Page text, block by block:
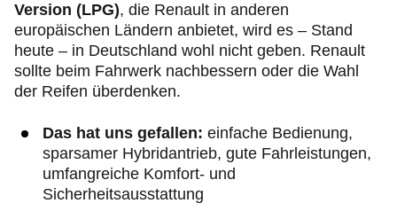
Version (LPG), die Renault in anderen
europäischen Ländern anbietet, wird es – Stand
heute – in Deutschland wohl nicht geben. Renault
sollte beim Fahrwerk nachbessern oder die Wahl
der Reifen überdenken.
Das hat uns gefallen: einfache Bedienung,
sparsamer Hybridantrieb, gute Fahrleistungen,
umfangreiche Komfort- und
Sicherheitsausstattung